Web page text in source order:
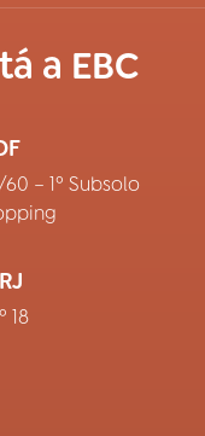
a EBC
– 1º Subsolo
18